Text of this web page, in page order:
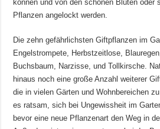
können und von den schönen Blüten oder
Pflanzen angelockt werden.
Die zehn gefährlichsten Giftpflanzen im
Engelstrompete, Herbstzeitlose,
Buchsbaum, Narzisse, und Tollkirsche.
hinaus noch eine große Anzahl weiterer
die in vielen Gärten und Wohnbereichen
es ratsam, sich bei Ungewissheit im
bevor eine neue Pflanzenart den Weg in